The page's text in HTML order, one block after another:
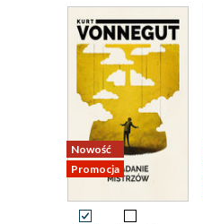
Nowość
Promocja